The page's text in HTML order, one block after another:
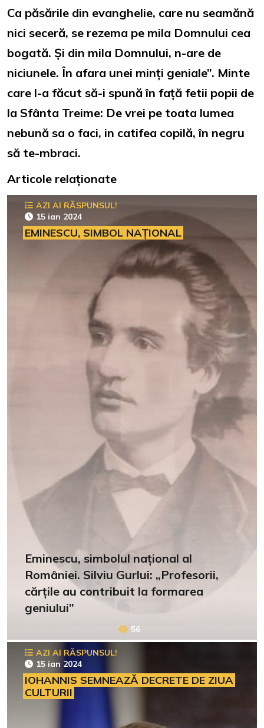
Ca păsările din evanghelie, care nu seamănă
nici seceră, se rezema pe mila Domnului cea
bogată. Și din mila Domnului, n-are de
niciunele. În afara unei minți geniale”. Minte
care l-a făcut să-i spună în față fetii popii de
la Sfânta Treime: De vrei pe toata lumea
nebună sa o faci, in catifea copilă, în negru
să te-mbraci.
Articole relaționate
AZI AI RĂSPUNSUL!
15 ian 2024
EMINESCU, SIMBOL NAȚIONAL
Eminescu, simbolul național al
României. Silviu Gurlui: „Profesorii,
cărțile au contribuit la formarea
geniului”
56
AZI AI RĂSPUNSUL!
15 ian 2024
IOHANNIS SEMNEAZĂ DECRETE DE ZIUA
CULTURII